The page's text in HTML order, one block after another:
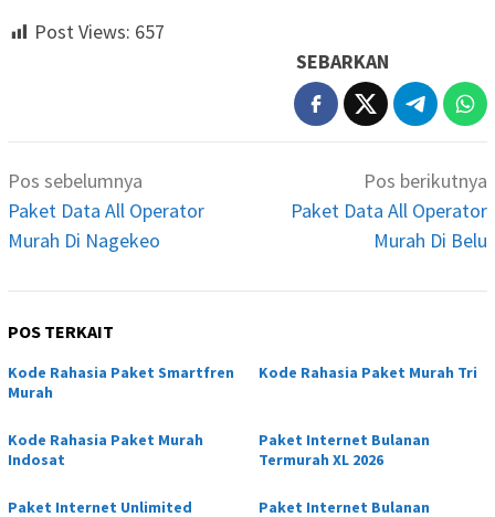
Post Views: 657
SEBARKAN
Navigasi
pos
Pos sebelumnya
Paket Data All Operator
Murah Di Nagekeo
Pos berikutnya
Paket Data All Operator
Murah Di Belu
POS TERKAIT
Kode Rahasia Paket Smartfren
Murah
Kode Rahasia Paket Murah Tri
Kode Rahasia Paket Murah
Indosat
Paket Internet Bulanan
Termurah XL 2026
Paket Internet Unlimited Paket Internet Bulanan